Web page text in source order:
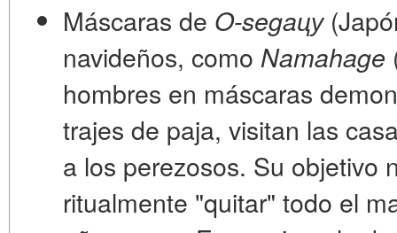
Máscaras de O-segaцу
navideños, como Namahage
hombres en máscaras
trajes de paja, visitan las
a los perezosos. Su objetivo
ritualmente "quitar" todo el